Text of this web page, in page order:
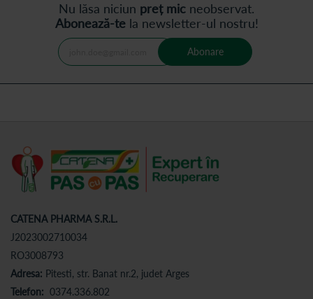
Nu lăsa niciun preț mic neobservat.
Abonează-tela newsletter-ul nostru!
Abonare
CATENA PHARMA S.R.L.
J2023002710034
RO3008793
Adresa: Pitesti, str. Banat nr.2, judet Arges
Telefon: 0374.336.802